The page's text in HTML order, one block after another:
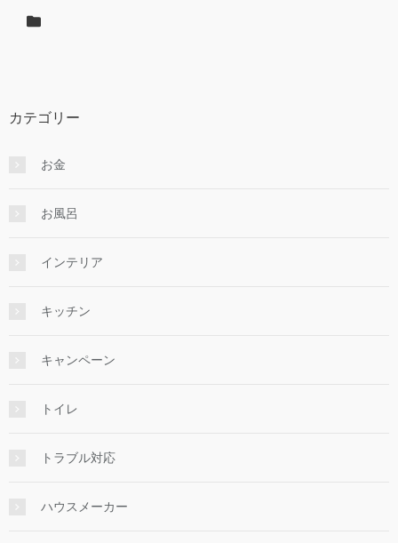
カテゴリー
お金
お風呂
インテリア
キッチン
キャンペーン
トイレ
トラブル対応
ハウスメーカー